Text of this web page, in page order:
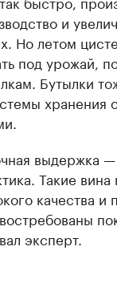
и
Но летом
под урожай,
Бутылки
хранения
выдержка
Такие
качества и
эксперт.